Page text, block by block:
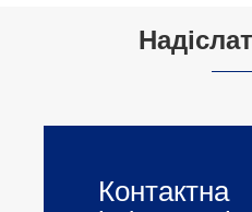
Контактна